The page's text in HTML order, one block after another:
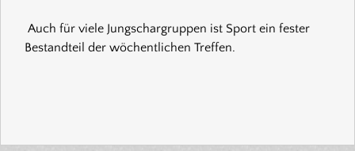
Auch für viele Jungschargruppen ist Sport ein fester
Bestandteil der wöchentlichen Treffen.